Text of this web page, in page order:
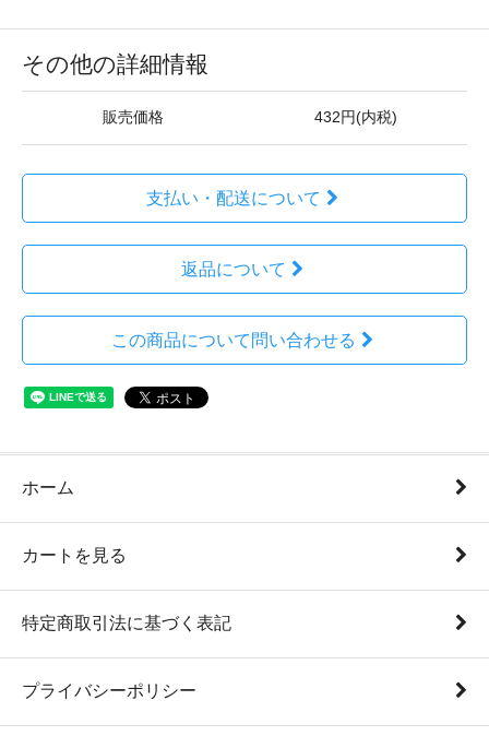
その他の詳細情報
販売価格 432円(内税)
支払い・配送について
返品について
この商品について問い合わせる
ホーム
カートを見る
特定商取引法に基づく表記
プライバシーポリシー